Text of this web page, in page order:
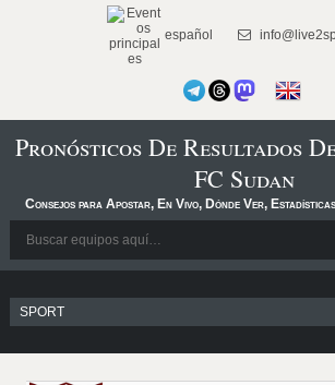
español
Pronósticos De Resultados
FC Sudan
Consejos para Apostar, En Vivo, Dónde Ver,